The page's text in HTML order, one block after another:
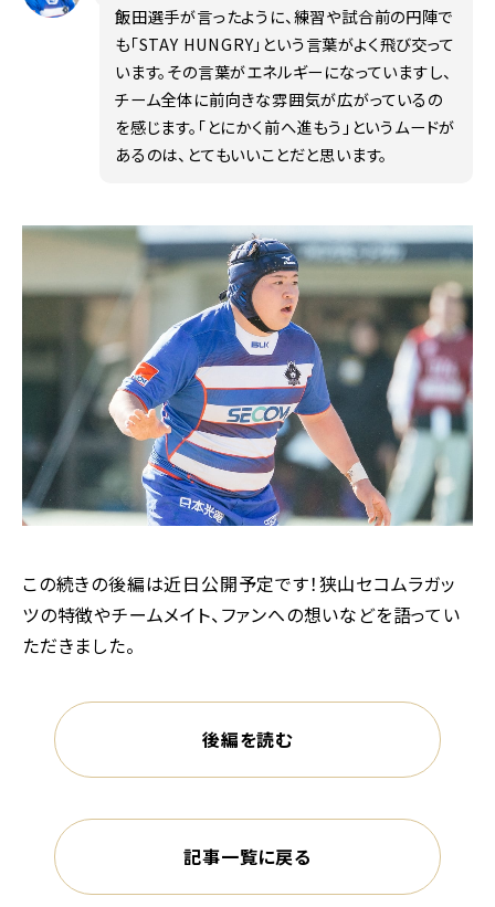
飯田選手が言ったように、練習や試合前の円陣で
も「STAY HUNGRY」という言葉がよく飛び交って
います。その言葉がエネルギーになっていますし、
チーム全体に前向きな雰囲気が広がっているの
を感じます。「とにかく前へ進もう」というムードが
あるのは、とてもいいことだと思います。
この続きの後編は近日公開予定です！狭山セコムラガッ
ツの特徴やチームメイト、ファンへの想いなどを語ってい
ただきました。
後編を読む
記事一覧に戻る